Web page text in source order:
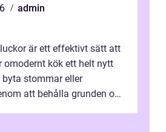
admin
är ett effektivt sätt att
omodernt kök ett helt nytt
stommar eller
att behålla grunden och